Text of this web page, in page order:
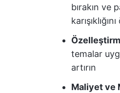
bırakın ve
temalar
artırın
Maliyet ve